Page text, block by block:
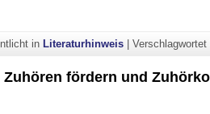
in Literaturhinweis |Verschlagwortet
fördern und